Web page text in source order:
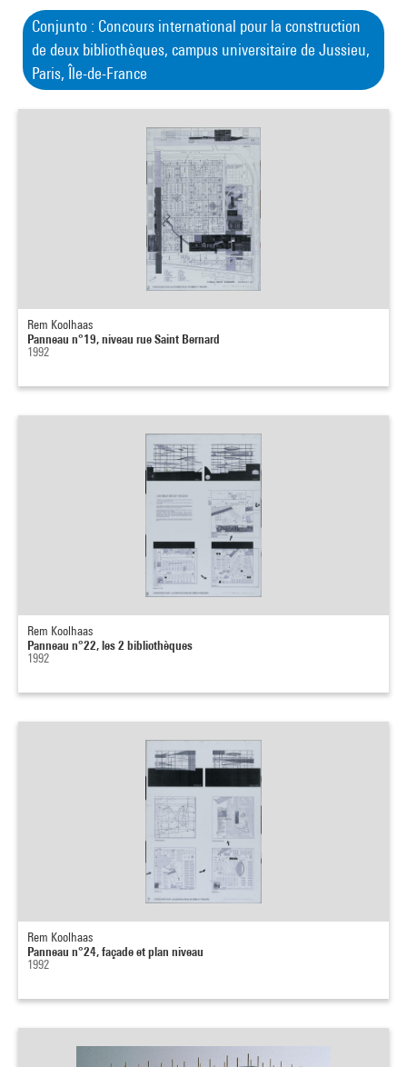
Conjunto : Concours international pour la construction
de deux bibliothèques, campus universitaire de Jussieu,
Paris, Île-de-France
Rem Koolhaas
Panneau n°19, niveau rue Saint Bernard
1992
Rem Koolhaas
Panneau n°22, les 2 bibliothèques
1992
Rem Koolhaas
Panneau n°24, façade et plan niveau
1992